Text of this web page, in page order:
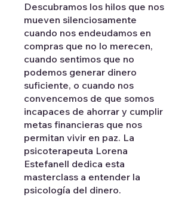
Descubramos los hilos que nos
mueven silenciosamente
cuando nos endeudamos en
compras que no lo merecen,
cuando sentimos que no
podemos generar dinero
suficiente, o cuando nos
convencemos de que somos
incapaces de ahorrar y cumplir
metas financieras que nos
permitan vivir en paz. La
psicoterapeuta Lorena
Estefanell dedica esta
masterclass a entender la
psicología del dinero.